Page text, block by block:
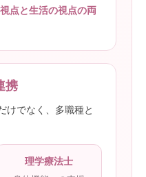
点と生活の視点の両
携
けでなく、多職種と
理学療法士